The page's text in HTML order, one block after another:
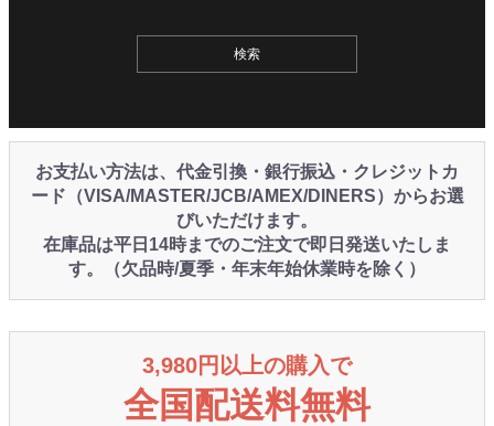
お支払い方法は、代金引換・銀行振込・クレジットカ
ード（VISA/MASTER/JCB/AMEX/DINERS）からお選
びいただけます。
在庫品は平日14時までのご注文で即日発送いたしま
す。（欠品時/夏季・年末年始休業時を除く）
3,980円以上の購入で
全国配送料無料